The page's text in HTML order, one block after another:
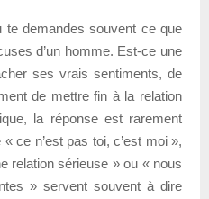
demandes souvent ce que
d’un homme. Est-ce une
ses vrais sentiments, de
de mettre fin à la relation
la réponse est rarement
ce n’est pas toi, c’est moi »,
relation sérieuse » ou « nous
» servent souvent à dire